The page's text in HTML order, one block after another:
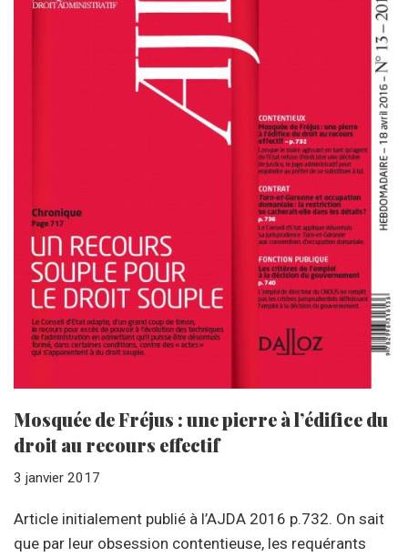
Mosquée de Fréjus : une pierre à l’édifice du
droit au recours effectif
3 janvier 2017
Article initialement publié à l’AJDA 2016 p.732. On sait
que par leur obsession contentieuse, les requérants